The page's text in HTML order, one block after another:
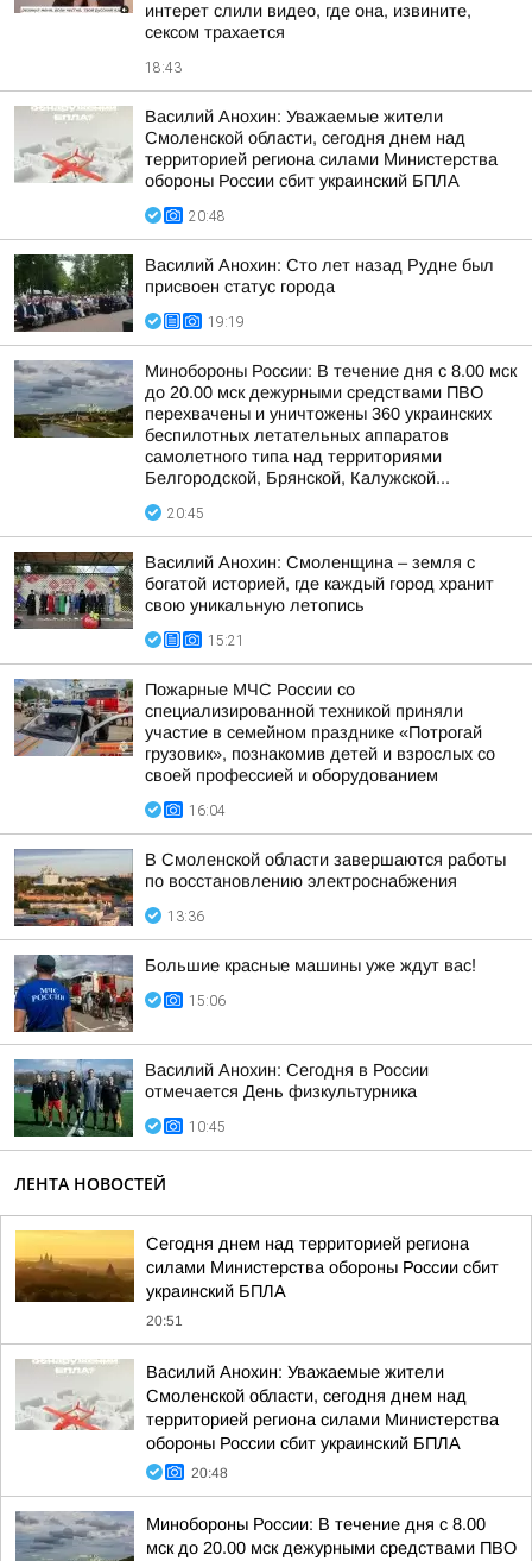
интерет слили видео, где она, извините,
сексом трахается
18:43
Василий Анохин: Уважаемые жители
Смоленской области, сегодня днем над
территорией региона силами Министерства
обороны России сбит украинский БПЛА
20:48
Василий Анохин: Сто лет назад Рудне был
присвоен статус города
19:19
Минобороны России: В течение дня с 8.00 мск
до 20.00 мск дежурными средствами ПВО
перехвачены и уничтожены 360 украинских
беспилотных летательных аппаратов
самолетного типа над территориями
Белгородской, Брянской, Калужской...
20:45
Василий Анохин: Смоленщина – земля с
богатой историей, где каждый город хранит
свою уникальную летопись
15:21
Пожарные МЧС России со
специализированной техникой приняли
участие в семейном празднике «Потрогай
грузовик», познакомив детей и взрослых со
своей профессией и оборудованием
16:04
В Смоленской области завершаются работы
по восстановлению электроснабжения
13:36
Большие красные машины уже ждут вас!
15:06
Василий Анохин: Сегодня в России
отмечается День физкультурника
10:45
ЛЕНТА НОВОСТЕЙ
Сегодня днем над территорией региона
силами Министерства обороны России сбит
украинский БПЛА
20:51
Василий Анохин: Уважаемые жители
Смоленской области, сегодня днем над
территорией региона силами Министерства
обороны России сбит украинский БПЛА
20:48
Минобороны России: В течение дня с 8.00
мск до 20.00 мск дежурными средствами ПВО